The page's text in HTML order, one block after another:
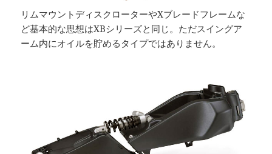
リムマウントディスクローターやXブレードフレームな
ど基本的な思想はXBシリーズと同じ。ただスイングア
ーム内にオイルを貯めるタイプではありません。